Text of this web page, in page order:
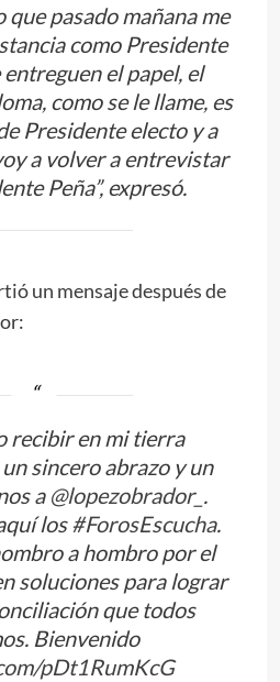
que pasado mañana me
como Presidente
el papel, el
como se le llame, es
Presidente electo y a
a volver a entrevistar
Peña”, expresó.
un mensaje después de
recibir en mi tierra
sincero abrazo y un
a @lopezobrador_ .
los#ForosEscucha.
a hombro por el
soluciones para lograr
que todos
Bienvenido
pDt1RumKcG